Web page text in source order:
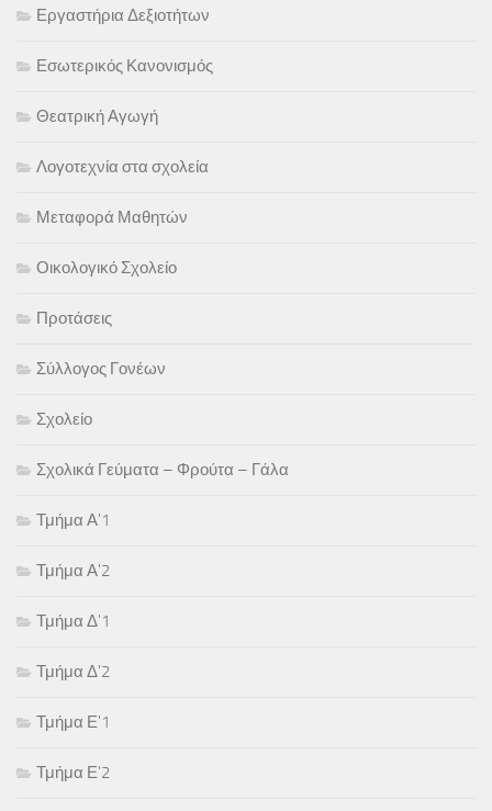
Εργαστήρια Δεξιοτήτων
Εσωτερικός Κανονισμός
Θεατρική Αγωγή
Λογοτεχνία στα σχολεία
Μεταφορά Μαθητών
Οικολογικό Σχολείο
Προτάσεις
Σύλλογος Γονέων
Σχολείο
Σχολικά Γεύματα – Φρούτα – Γάλα
Τμήμα Α'1
Τμήμα Α'2
Τμήμα Δ'1
Τμήμα Δ'2
Τμήμα Ε'1
Τμήμα Ε'2